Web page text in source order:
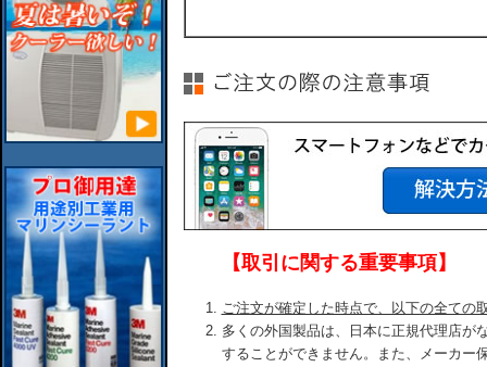
【取引に関する重要事項】
ご注文が確定した時点で、以下の全ての
多くの外国製品は、日本に正規代理店が
することができません。また、メーカー